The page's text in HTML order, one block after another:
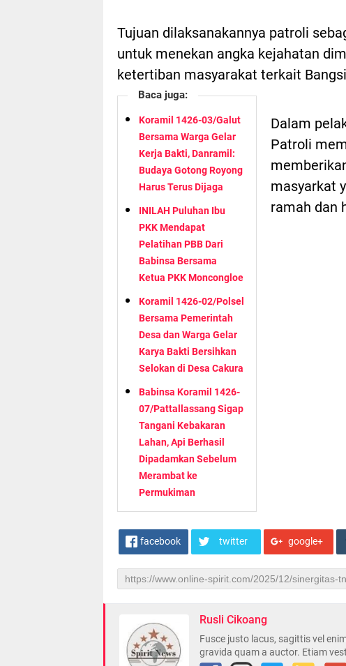
Tujuan dilaksanakannya patroli
untuk menekan angka kejahatan
ketertiban masyarakat terkait
Baca juga:
Koramil 1426-03/Galut
Bersama Warga Gelar
Kerja Bakti, Danramil:
Budaya Gotong Royong
Harus Terus Dijaga
INILAH Puluhan Ibu
PKK Mendapat
Pelatihan PBB Dari
Babinsa Bersama
Ketua PKK Moncongloe
Koramil 1426-02/Polsel
Bersama Pemerintah
Desa dan Warga Gelar
Karya Bakti Bersihkan
Selokan di Desa Cakura
Babinsa Koramil 1426-
07/Pattallassang Sigap
Tangani Kebakaran
Lahan, Api Berhasil
Dipadamkan Sebelum
Merambat ke
Permukiman
Dalam
Patroli
masyarkat
ramah dan
facebook twitter google+
Rusli Cikoang
Fusce justo lacus, sagittis vel
gravida quam a auctor. Etiam